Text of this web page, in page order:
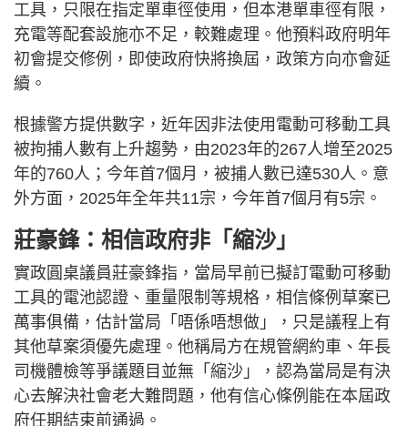
工具，只限在指定單車徑使用，但本港單車徑有限，
充電等配套設施亦不足，較難處理。他預料政府明年
初會提交修例，即使政府快將換屆，政策方向亦會延
續。
根據警方提供數字，近年因非法使用電動可移動工具
被拘捕人數有上升趨勢，由2023年的267人增至2025
年的760人；今年首7個月，被捕人數已達530人。意
外方面，2025年全年共11宗，今年首7個月有5宗。
莊豪鋒：相信政府非「縮沙」
實政圓桌議員莊豪鋒指，當局早前已擬訂電動可移動
工具的電池認證、重量限制等規格，相信條例草案已
萬事俱備，估計當局「唔係唔想做」，只是議程上有
其他草案須優先處理。他稱局方在規管網約車、年長
司機體檢等爭議題目並無「縮沙」，認為當局是有決
心去解決社會老大難問題，他有信心條例能在本屆政
府任期結束前通過。